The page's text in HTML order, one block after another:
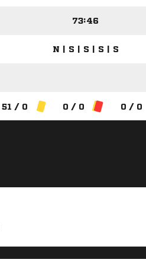
73:46
N | S | S | S | S
51 / 0 0 / 0 0 / 0